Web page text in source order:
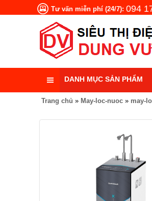
Tư vấn miễn phí (24/7): 094
DANH MỤC SẢN PHẨM
Trang chủ » May-loc-nuoc » may-